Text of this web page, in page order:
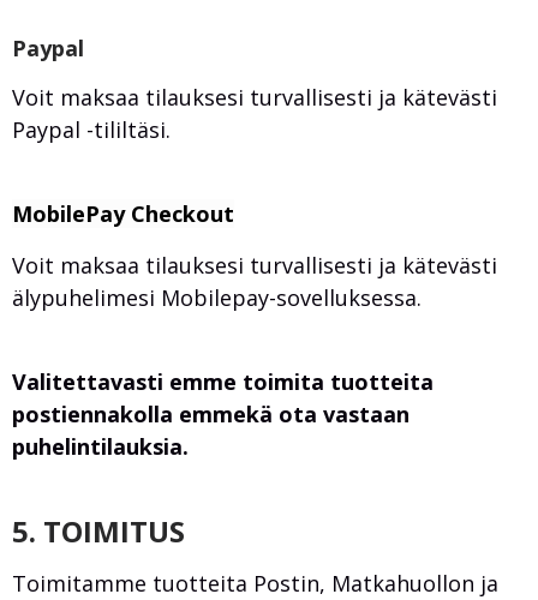
Paypal
Voit maksaa tilauksesi turvallisesti ja kätevästi
Paypal -tililtäsi.
MobilePay Checkout
Voit maksaa tilauksesi turvallisesti ja kätevästi
älypuhelimesi Mobilepay-sovelluksessa.
Valitettavasti emme toimita tuotteita
postiennakolla emmekä ota vastaan
puhelintilauksia.
5. TOIMITUS
Toimitamme tuotteita Postin, Matkahuollon ja